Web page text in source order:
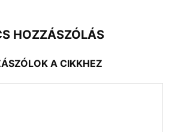
HOZZÁSZÓLÁS
A CIKKHEZ